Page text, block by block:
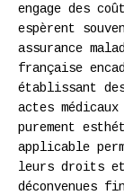
engage des
espèrent
assurance
française
établissant
actes
purement
applicable
leurs droits
déconvenues